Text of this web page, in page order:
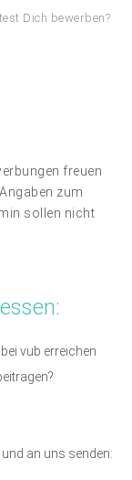
Dich bewerben?
freuen
zum
sollen nicht
vub erreichen
an uns senden: